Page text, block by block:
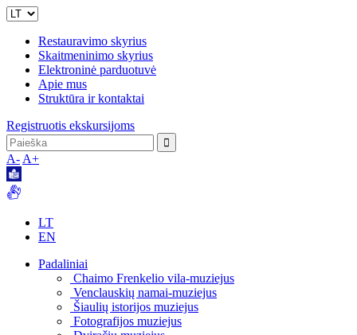
Restauravimo skyrius
Skaitmeninimo skyrius
Elektroninė parduotuvė
Apie mus
Struktūra ir kontaktai
Registruotis ekskursijoms
A- A+
LT
EN
Padaliniai
Chaimo Frenkelio vila-muziejus
Venclauskių namai-muziejus
Šiaulių istorijos muziejus
Fotografijos muziejus